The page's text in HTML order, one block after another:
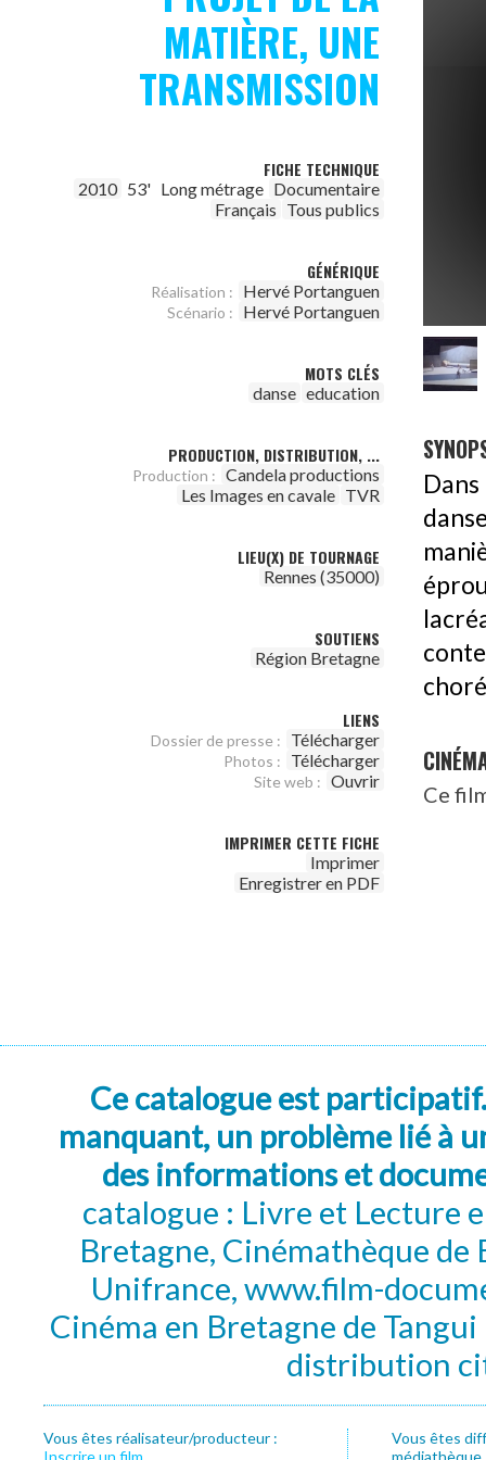
MATIÈRE, UNE
TRANSMISSION
FICHE TECHNIQUE
2010 53' Long métrage Documentaire
Français Tous publics
GÉNÉRIQUE
Réalisation : Hervé Portanguen
Scénario : Hervé Portanguen
MOTS CLÉS
danse education
PRODUCTION, DISTRIBUTION, ...
Production : Candela productions
Les Images en cavale TVR
LIEU(X) DE TOURNAGE
Rennes (35000)
SOUTIENS
Région Bretagne
LIENS
Dossier de presse : Télécharger
Photos : Télécharger
Site web : Ouvrir
IMPRIMER CETTE FICHE
Imprimer
Enregistrer en PDF
Ce
Ce catalogue est
manquant, un problème lié à
des informations et
catalogue : Livre et Lecture
Bretagne, Cinémathèque de
Unifrance, www.film-
Cinéma en Bretagne de
distribution
Vous êtes réalisateur/producteur :
Inscrire un film
Vous êtes